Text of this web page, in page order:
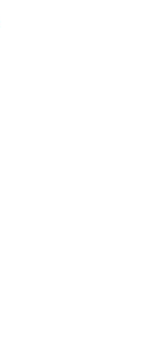
内送料無料 *1カート